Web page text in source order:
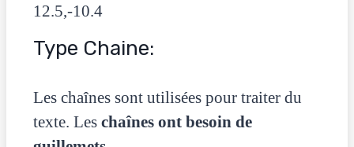
12.5,-10.4
Type Chaine:
Les chaînes sont utilisées pour traiter du
texte. Les chaînes ont besoin de